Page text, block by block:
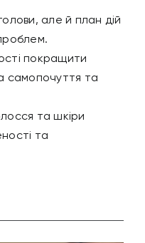
але й план дій
покращити
самопочуття та
та шкіри
та